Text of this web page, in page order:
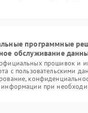
программные
обслуживание
прошивок и
с пользовательскими
информации при